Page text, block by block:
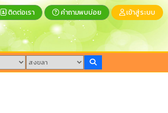
ติดต่อเรา คำถามพบบ่อย เข้าสู่ระบบ